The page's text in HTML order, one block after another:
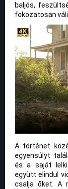
baljós,
fokozatosan
A történet
egyensúlyt
és a saját lelki
együtt elindul
csalja őket. A